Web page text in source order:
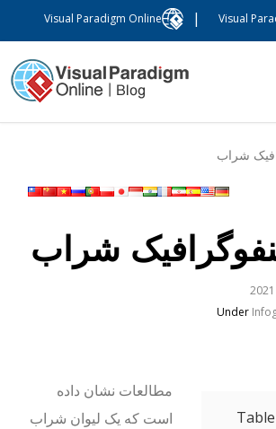
Visual
Visual Paradigm Online
شراب
شراب
Under
مطالعات نشان داده
است که یک لیوان شراب